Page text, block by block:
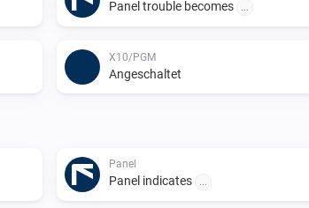
Panel trouble becomes ...
X10/PGM
Angeschaltet
Panel
Panel indicates ...